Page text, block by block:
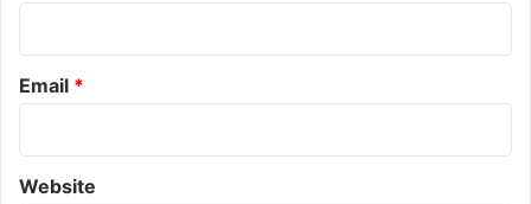
Email *
Website